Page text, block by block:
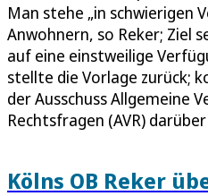
Man stehe „in schwierigen
Anwohnern, so Reker; Ziel
auf eine einstweilige
stellte die Vorlage zurück;
der Ausschuss Allgemeine
Rechtsfragen (AVR)
Kölns OB Reker